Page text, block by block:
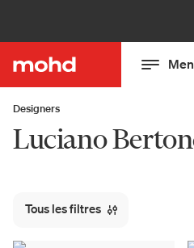
Designers
Luciano
Tous les filtres